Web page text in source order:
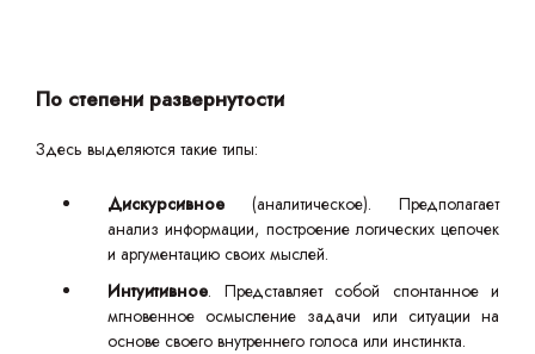
По степени развернутости
Здесь выделяются такие типы:
Дискурсивное (аналитическое). Предполагает
анализ информации, построение логических цепочек
и аргументацию своих мыслей.
Интуитивное. Представляет собой спонтанное и
мгновенное осмысление задачи или ситуации на
основе своего внутреннего голоса или инстинкта.